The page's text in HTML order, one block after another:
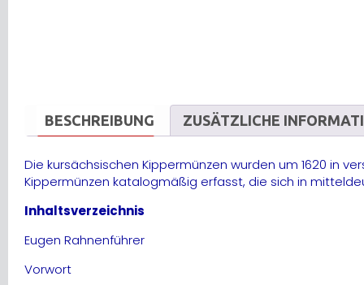
BESCHREIBUNG ZUSÄTZLICHE
Die kursächsischen Kippermünzen wurden um 1620 in
Kippermünzen katalogmäßig erfasst, die sich in
Inhaltsverzeichnis
Eugen Rahnenführer
Vorwort